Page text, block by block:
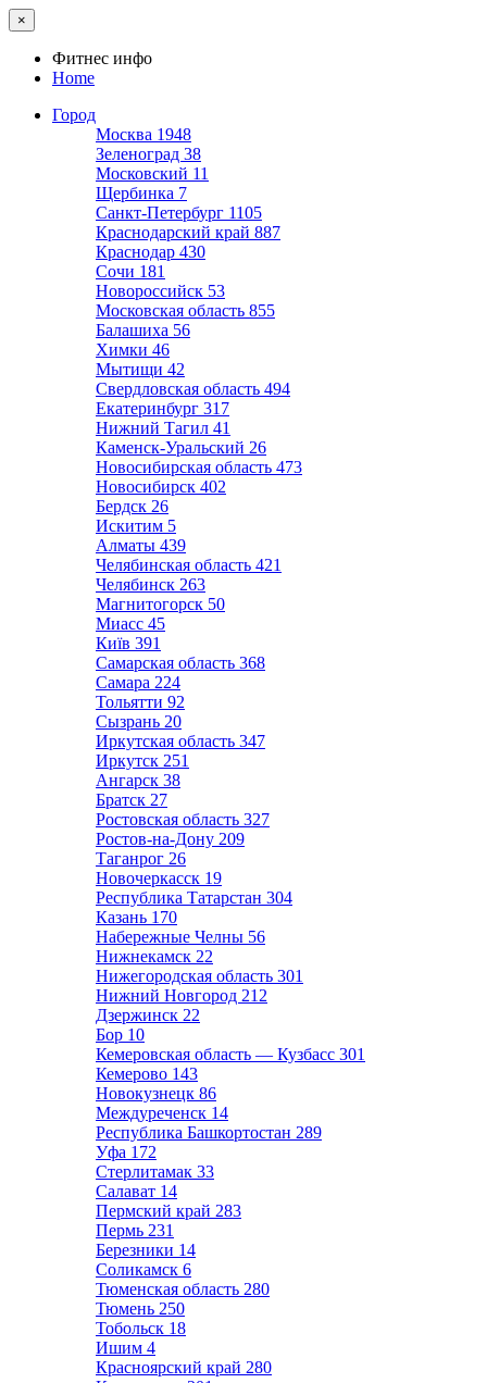
×
Фитнес инфо
Home
Город
Москва 1948
Зеленоград 38
Московский 11
Щербинка 7
Санкт-Петербург 1105
Краснодарский край 887
Краснодар 430
Сочи 181
Новороссийск 53
Московская область 855
Балашиха 56
Химки 46
Мытищи 42
Свердловская область 494
Екатеринбург 317
Нижний Тагил 41
Каменск-Уральский 26
Новосибирская область 473
Новосибирск 402
Бердск 26
Искитим 5
Алматы 439
Челябинская область 421
Челябинск 263
Магнитогорск 50
Миасс 45
Київ 391
Самарская область 368
Самара 224
Тольятти 92
Сызрань 20
Иркутская область 347
Иркутск 251
Ангарск 38
Братск 27
Ростовская область 327
Ростов-на-Дону 209
Таганрог 26
Новочеркасск 19
Республика Татарстан 304
Казань 170
Набережные Челны 56
Нижнекамск 22
Нижегородская область 301
Нижний Новгород 212
Дзержинск 22
Бор 10
Кемеровская область — Кузбасс 301
Кемерово 143
Новокузнецк 86
Междуреченск 14
Республика Башкортостан 289
Уфа 172
Стерлитамак 33
Салават 14
Пермский край 283
Пермь 231
Березники 14
Соликамск 6
Тюменская область 280
Тюмень 250
Тобольск 18
Ишим 4
Красноярский край 280